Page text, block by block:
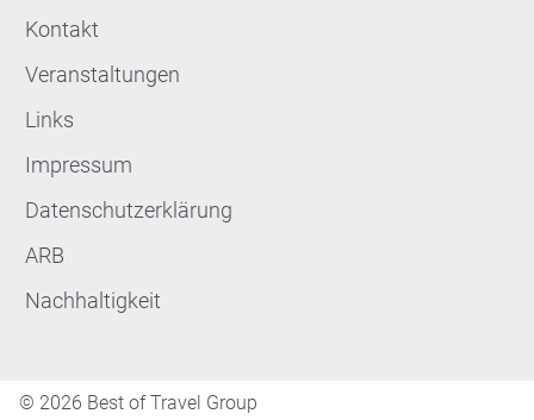
Kontakt
Veranstaltungen
Links
Impressum
Datenschutzerklärung
ARB
Nachhaltigkeit
© 2026 Best of Travel Group